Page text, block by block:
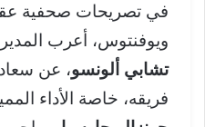
في تصريحات صحفية
ويوفنتوس، أعرب
تشابي ألونسو، عن
فريقه، خاصة الأداء